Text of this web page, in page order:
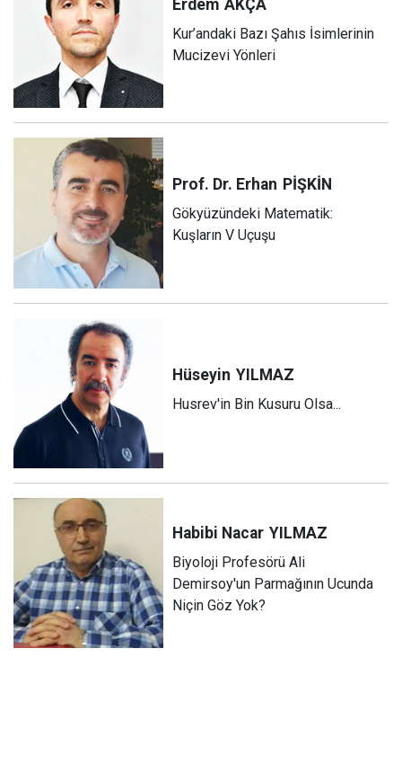
Erdem AKÇA
Kur’andaki Bazı Şahıs İsimlerinin
Mucizevi Yönleri
Prof. Dr. Erhan PİŞKİN
Gökyüzündeki Matematik:
Kuşların V Uçuşu
Hüseyin YILMAZ
Husrev'in Bin Kusuru Olsa...
Habibi Nacar YILMAZ
Biyoloji Profesörü Ali
Demirsoy'un Parmağının Ucunda
Niçin Göz Yok?